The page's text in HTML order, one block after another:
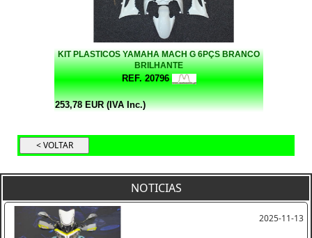
KIT PLASTICOS YAMAHA MACH G 6PÇS BRANCO
BRILHANTE
REF. 20796
253,78 EUR (IVA Inc.)
NOTICIAS
2025-11-13